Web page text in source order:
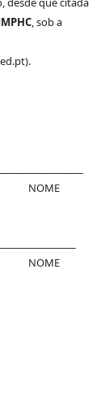
, sob a